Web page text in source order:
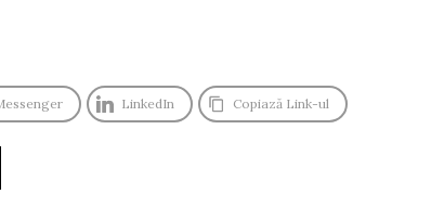
LinkedIn Copiază Link-ul